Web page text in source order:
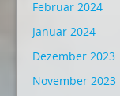
Februar 2024
Januar 2024
Dezember 2023
November 2023